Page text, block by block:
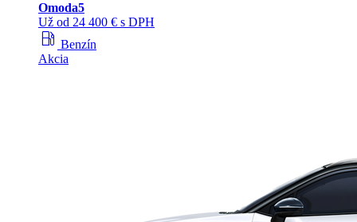
Omoda5
Už od 24 400 € s DPH
local_gas_station Benzín
Akcia